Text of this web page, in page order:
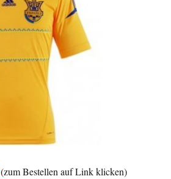
(zum Bestellen auf Link klicken)